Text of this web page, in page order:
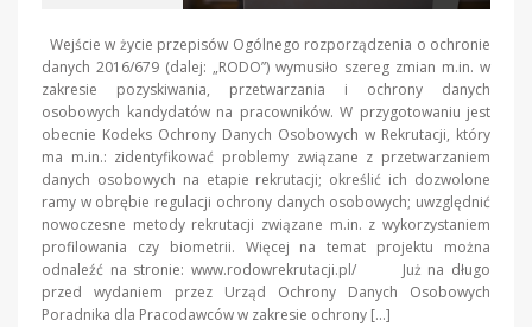
Wejście w życie przepisów Ogólnego rozporządzenia o ochronie
danych 2016/679 (dalej: „RODO”) wymusiło szereg zmian m.in. w
zakresie pozyskiwania, przetwarzania i ochrony danych
osobowych kandydatów na pracowników. W przygotowaniu jest
obecnie Kodeks Ochrony Danych Osobowych w Rekrutacji, który
ma m.in.: zidentyfikować problemy związane z przetwarzaniem
danych osobowych na etapie rekrutacji; określić ich dozwolone
ramy w obrębie regulacji ochrony danych osobowych; uwzględnić
nowoczesne metody rekrutacji związane m.in. z wykorzystaniem
profilowania czy biometrii. Więcej na temat projektu można
odnaleźć na stronie: www.rodowrekrutacji.pl/ Już na długo
przed wydaniem przez Urząd Ochrony Danych Osobowych
Poradnika dla Pracodawców w zakresie ochrony […]